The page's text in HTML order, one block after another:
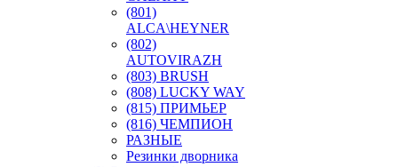
(801)
ALCA\HEYNER
(802)
AUTOVIRAZH
(803) BRUSH
(808) LUCKY WAY
(815) ПРИМЬЕР
(816) ЧЕМПИОН
РАЗНЫЕ
Резинки дворника